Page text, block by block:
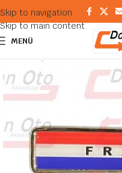
Skip to navigation
Skip to main content
MENÜ